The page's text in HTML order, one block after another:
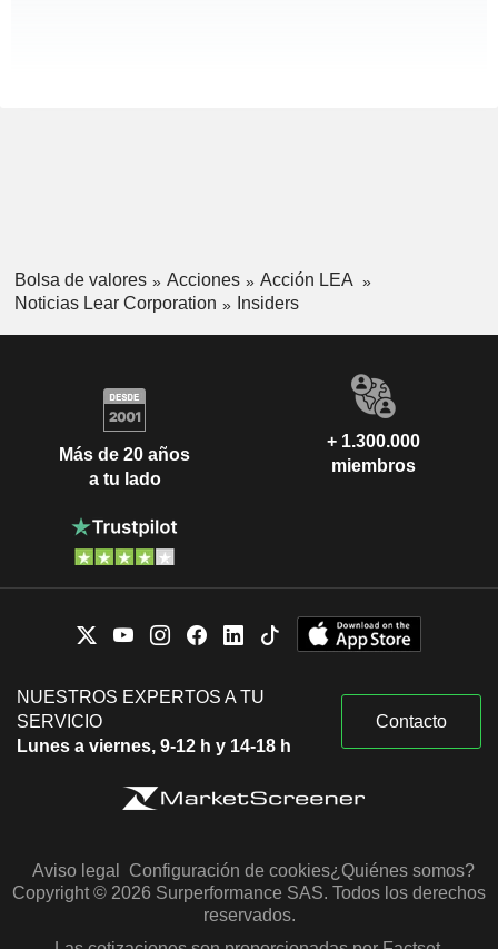
Bolsa de valores Acciones
Acción LEA
Noticias Lear Corporation
Insiders
Más de 20 años
a tu lado
+ 1.300.000
miembros
NUESTROS EXPERTOS A TU
SERVICIO
Lunes a viernes, 9-12 h y 14-18 h
Contacto
Aviso legal Configuración de cookies¿Quiénes somos?
Copyright © 2026 Surperformance SAS. Todos los derechos
reservados.